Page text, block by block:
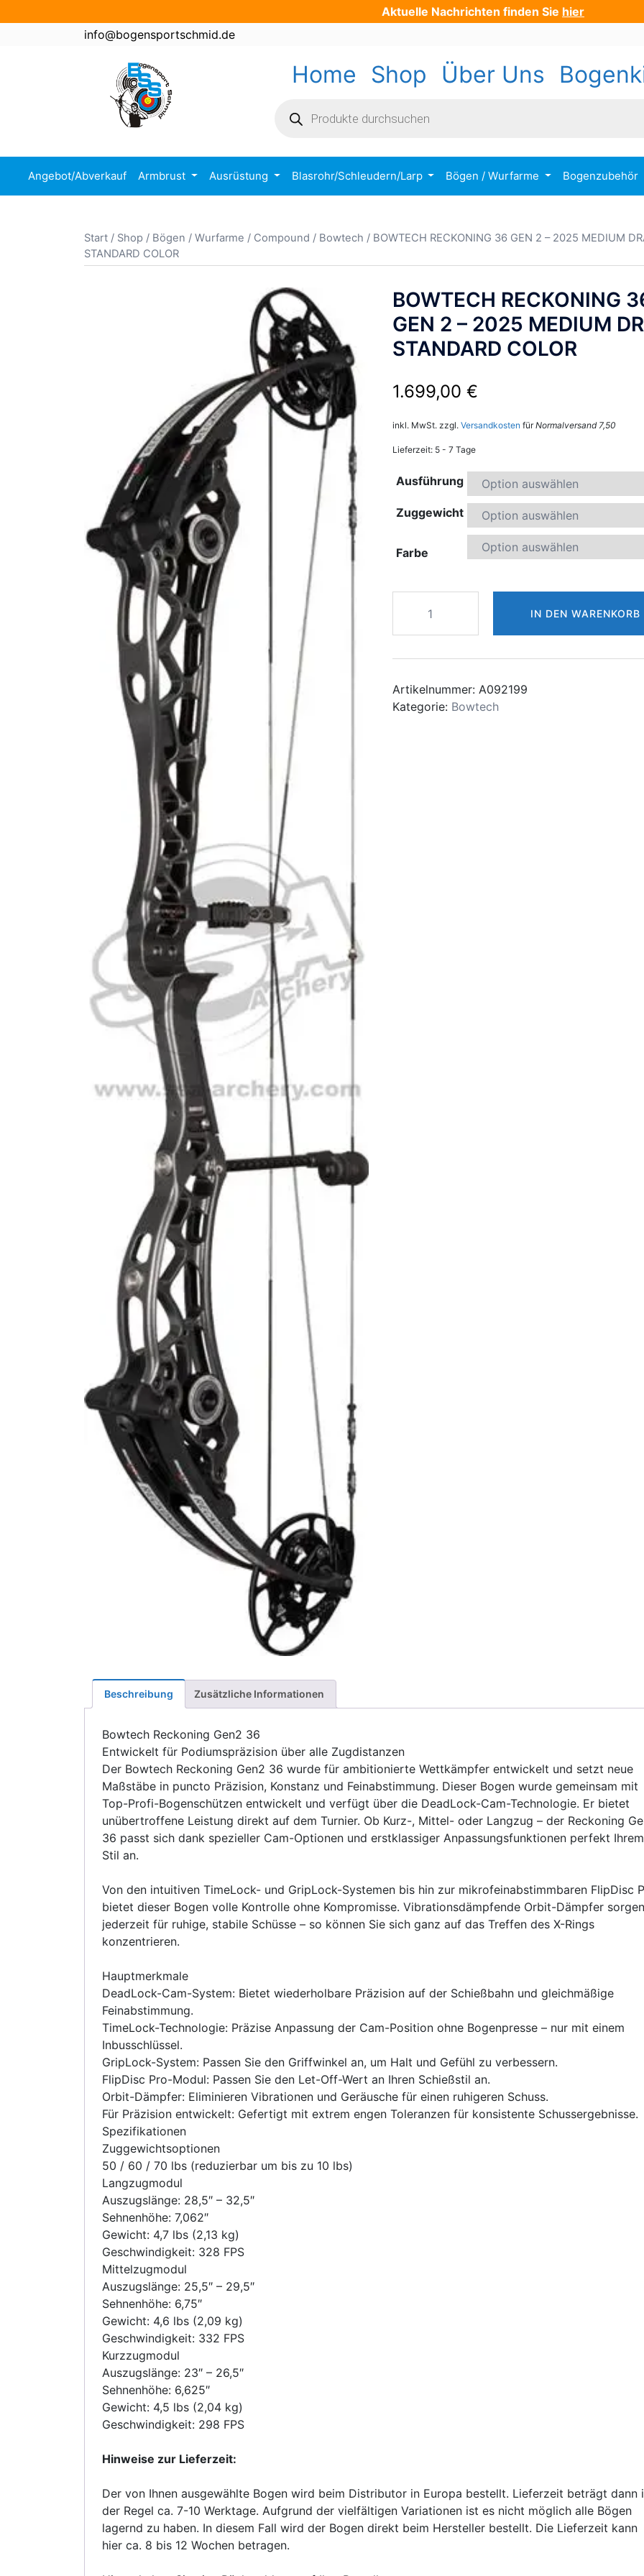
Inhalt
Aktuelle Nachrichten finden Sie hier
info@bogensportschmid.de
Home Shop Über Uns
search
Angebot/Abverkauf Armbrust Ausrüstung Blasrohr/Schleudern/Larp Bögen / Wurfarme Bogenzubehör
Start / Shop / Bögen / Wurfarme / Compound / Bowtech / BOWTECH RECKONING 36 GEN 2 – 2025 MEDIUM
STANDARD COLOR
BOWTECH RECKONING
GEN 2 – 2025 MEDIUM
STANDARD COLOR
1.699,00 €
inkl. MwSt. zzgl. Versandkosten fürNormalversand 7,50
Lieferzeit: 5 - 7 Tage
Ausführung
Zuggewicht
Farbe
RECKONING
36
-
2025
IN DEN WARENKORB
Artikelnummer: A092199
Kategorie: Bowtech
Beschreibung Zusätzliche Informationen
Bowtech Reckoning Gen2 36
Entwickelt für Podiumspräzision über alle Zugdistanzen
Der Bowtech Reckoning Gen2 36 wurde für ambitionierte Wettkämpfer entwickelt und setzt neue
Maßstäbe in puncto Präzision, Konstanz und Feinabstimmung. Dieser Bogen wurde gemeinsam mit
Top-Profi-Bogenschützen entwickelt und verfügt über die DeadLock-Cam-Technologie. Er bietet
unübertroffene Leistung direkt auf dem Turnier. Ob Kurz-, Mittel- oder Langzug – der Reckoning
36 passt sich dank spezieller Cam-Optionen und erstklassiger Anpassungsfunktionen perfekt Ihrem
Stil an.
Von den intuitiven TimeLock- und GripLock-Systemen bis hin zur mikrofeinabstimmbaren FlipDisc
bietet dieser Bogen volle Kontrolle ohne Kompromisse. Vibrationsdämpfende Orbit-Dämpfer sorgen
jederzeit für ruhige, stabile Schüsse – so können Sie sich ganz auf das Treffen des X-Rings
konzentrieren.
Hauptmerkmale
DeadLock-Cam-System: Bietet wiederholbare Präzision auf der Schießbahn und gleichmäßige
Feinabstimmung.
TimeLock-Technologie: Präzise Anpassung der Cam-Position ohne Bogenpresse – nur mit einem
Inbusschlüssel.
GripLock-System: Passen Sie den Griffwinkel an, um Halt und Gefühl zu verbessern.
FlipDisc Pro-Modul: Passen Sie den Let-Off-Wert an Ihren Schießstil an.
Orbit-Dämpfer: Eliminieren Vibrationen und Geräusche für einen ruhigeren Schuss.
Für Präzision entwickelt: Gefertigt mit extrem engen Toleranzen für konsistente Schussergebnisse.
Spezifikationen
Zuggewichtsoptionen
50 / 60 / 70 lbs (reduzierbar um bis zu 10 lbs)
Langzugmodul
Auszugslänge: 28,5″ – 32,5″
Sehnenhöhe: 7,062″
Gewicht: 4,7 lbs (2,13 kg)
Geschwindigkeit: 328 FPS
Mittelzugmodul
Auszugslänge: 25,5″ – 29,5″
Sehnenhöhe: 6,75″
Gewicht: 4,6 lbs (2,09 kg)
Geschwindigkeit: 332 FPS
Kurzzugmodul
Auszugslänge: 23″ – 26,5″
Sehnenhöhe: 6,625″
Gewicht: 4,5 lbs (2,04 kg)
Geschwindigkeit: 298 FPS
Hinweise zur Lieferzeit:
Der von Ihnen ausgewählte Bogen wird beim Distributor in Europa bestellt. Lieferzeit beträgt dann
der Regel ca. 7-10 Werktage. Aufgrund der vielfältigen Variationen ist es nicht möglich alle Bögen
lagernd zu haben. In diesem Fall wird der Bogen direkt beim Hersteller bestellt. Die Lieferzeit kann
hier ca. 8 bis 12 Wochen betragen.